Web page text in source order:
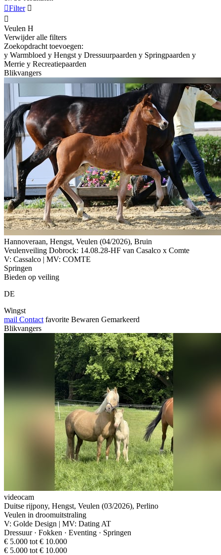
Filter 

Veulen H
Verwijder alle filters
Zoekopdracht toevoegen:
y Warmbloed y Hengst y Dressuurpaarden y Springpaarden y
Merrie y Recreatiepaarden
Blikvangers
Hannoveraan, Hengst, Veulen (04/2026), Bruin
Veulenveiling Dobrock: 14.08.28-HF van Casalco x Comte
V: Cassalco | MV: COMTE
Springen
Bieden op veiling
DE
Wingst
mail Contact favorite Bewaren Gemarkeerd
Blikvangers
videocam
Duitse rijpony, Hengst, Veulen (03/2026), Perlino
Veulen in droomuitstraling
V: Golde Design | MV: Dating AT
Dressuur · Fokken · Eventing · Springen
€ 5.000 tot € 10.000
€ 5.000 tot € 10.000